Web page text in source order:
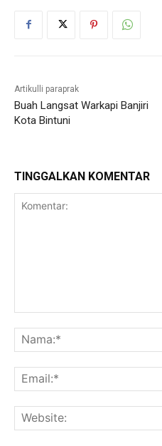
Artikulli paraprak
Buah Langsat Warkapi Banjiri
Kota Bintuni
TINGGALKAN KOMENTAR